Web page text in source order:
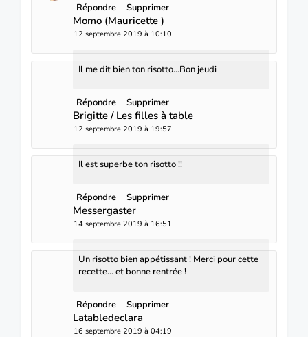
Répondre Supprimer
Momo (Mauricette )
12 septembre 2019 à 10:10
Il me dit bien ton risotto...Bon jeudi
Répondre Supprimer
Brigitte / Les filles à table
12 septembre 2019 à 19:57
Il est superbe ton risotto !!
Répondre Supprimer
Messergaster
14 septembre 2019 à 16:51
Un risotto bien appétissant ! Merci pour cette
recette... et bonne rentrée !
Répondre Supprimer
Latabledeclara
16 septembre 2019 à 04:19